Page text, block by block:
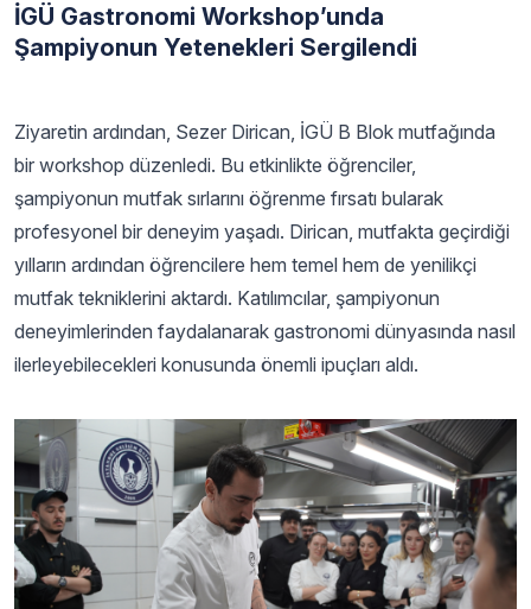
İGÜ Gastronomi Workshop’unda
Şampiyonun Yetenekleri Sergilendi
Ziyaretin ardından, Sezer Dirican, İGÜ B Blok mutfağında
bir workshop düzenledi. Bu etkinlikte öğrenciler,
şampiyonun mutfak sırlarını öğrenme fırsatı bularak
profesyonel bir deneyim yaşadı. Dirican, mutfakta geçirdiği
yılların ardından öğrencilere hem temel hem de yenilikçi
mutfak tekniklerini aktardı. Katılımcılar, şampiyonun
deneyimlerinden faydalanarak gastronomi dünyasında nasıl
ilerleyebilecekleri konusunda önemli ipuçları aldı.